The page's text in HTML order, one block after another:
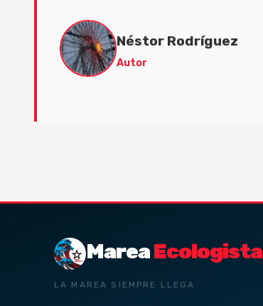
Néstor Rodríguez
Autor
MareaEcologista
LA MAREA SIEMPRE LLEGA